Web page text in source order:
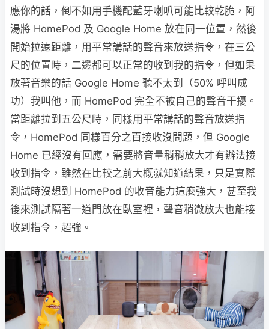
應你的話，倒不如用手機配藍牙喇叭可能比較乾脆，阿
湯將 HomePod 及 Google Home 放在同一位置，然後
開始拉遠距離，用平常講話的聲音來放送指令，在三公
尺的位置時，二邊都可以正常的收到我的指令，但如果
放著音樂的話 Google Home 聽不太到（50% 呼叫成
功）我叫他，而 HomePod 完全不被自己的聲音干擾。
當距離拉到五公尺時，同樣用平常講話的聲音放送指
令，HomePod 同樣百分之百接收沒問題，但 Google
Home 已經沒有回應，需要將音量稍稍放大才有辦法接
收到指令，雖然在比較之前大概就知道結果，只是實際
測試時沒想到 HomePod 的收音能力這麼強大，甚至我
後來測試隔著一道門放在臥室裡，聲音稍微放大也能接
收到指令，超強。